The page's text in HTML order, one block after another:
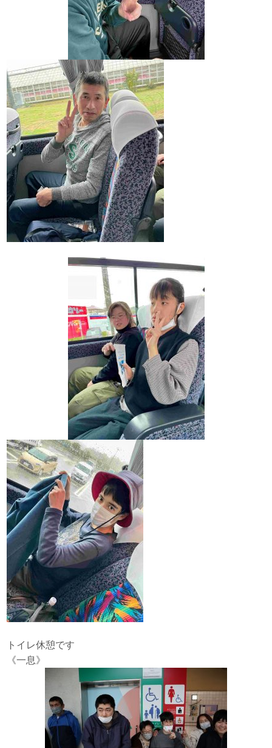
トイレ休憩です
《一息》